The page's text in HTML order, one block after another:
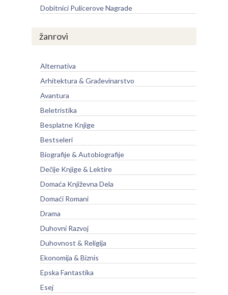
Dobitnici Pulicerove Nagrade
žanrovi
Alternativa
Arhitektura & Građevinarstvo
Avantura
Beletristika
Besplatne Knjige
Bestseleri
Biografije & Autobiografije
Dečije Knjige & Lektire
Domaća Književna Dela
Domaći Romani
Drama
Duhovni Razvoj
Duhovnost & Religija
Ekonomija & Biznis
Epska Fantastika
Esej